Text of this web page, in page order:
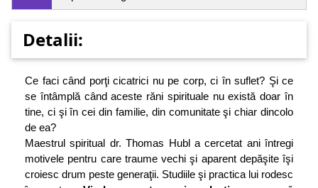
Detalii:
Ce faci când porţi cicatrici nu pe corp, ci în suflet? Şi ce
se întâmplă când aceste răni spirituale nu există doar în
tine, ci şi în cei din familie, din comunitate şi chiar dincolo
de ea?
Maestrul spiritual dr. Thomas Hubl a cercetat ani întregi
motivele pentru care traume vechi şi aparent depăşite îşi
croiesc drum peste generaţii. Studiile şi practica lui rodesc